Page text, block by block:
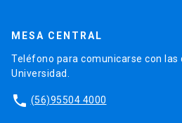
MESA CENTRAL
Teléfono para comunicarse con las
Universidad.
phone (56)95504 4000